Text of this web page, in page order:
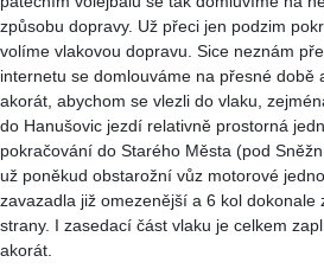
způsobu dopravy. Už přeci jen podzim
volíme vlakovou dopravu. Sice neznám
internetu se domlouváme na přesné době
akorát, abychom se vlezli do vlaku,
do Hanušovic jezdí relativně prostorná
pokračování do Starého Města (pod
už poněkud obstarožní vůz motorové
zavazadla již omezenější a 6 kol
strany. I zasedací část vlaku je celkem
akorát.